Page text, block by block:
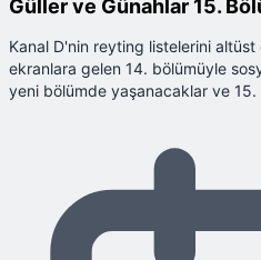
Güller ve Günahlar 15.
Kanal D'nin reyting listelerini
ekranlara gelen 14. bölümüyle
yeni bölümde yaşanacaklar ve 15.